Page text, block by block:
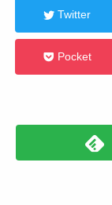
Twitter
Pocket